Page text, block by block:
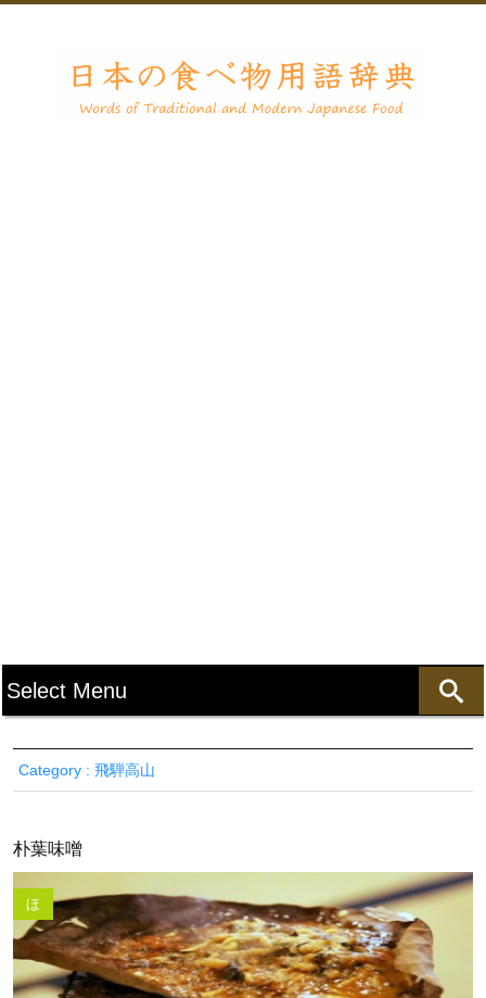
Category : 飛騨高山
朴葉味噌
ほ